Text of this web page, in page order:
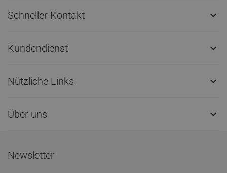
Schneller Kontakt 
Kundendienst 
Nützliche Links 
Über uns 
Newsletter